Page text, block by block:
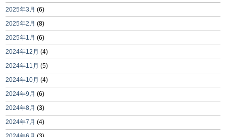
2025年3月 (6)
2025年2月 (8)
2025年1月 (6)
2024年12月 (4)
2024年11月 (5)
2024年10月 (4)
2024年9月 (6)
2024年8月 (3)
2024年7月 (4)